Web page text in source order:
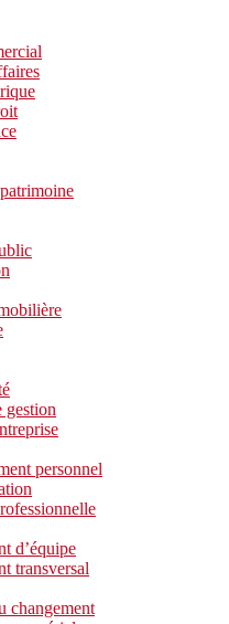
gestion
personnel
d’équipe
transversal
changement